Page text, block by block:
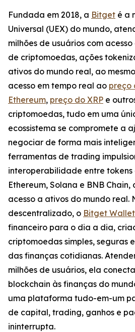
Fundada em 2018, a Bitget é a
Universal (UEX) do mundo,
milhões de usuários com
de criptomoedas, ações
ativos do mundo real, ao
acesso em tempo real ao preço
Ethereum, preço do XRP e
criptomoedas, tudo em uma
ecossistema se compromete a
negociar de forma mais
ferramentas de trading
interoperabilidade entre tokens
Ethereum, Solana e BNB
acesso a ativos do mundo real.
descentralizado, o Bitget Wallet
financeiro para o dia a dia,
criptomoedas simples, seguras
das finanças cotidianas.
milhões de usuários, ela
blockchain às finanças do
uma plataforma tudo-em-um
de capital, trading, ganhos e
ininterrupta.